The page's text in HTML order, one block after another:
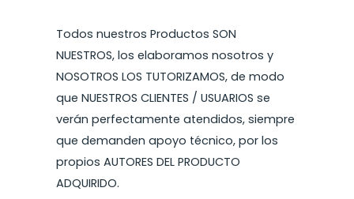
Todos nuestros Productos SON
NUESTROS, los elaboramos nosotros y
NOSOTROS LOS TUTORIZAMOS, de modo
que NUESTROS CLIENTES / USUARIOS se
verán perfectamente atendidos, siempre
que demanden apoyo técnico, por los
propios AUTORES DEL PRODUCTO
ADQUIRIDO.